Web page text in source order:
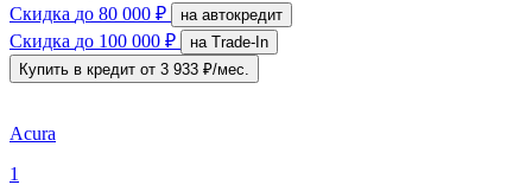
Скидка до 80 000 ₽ на автокредит
Скидка до 100 000 ₽
на Trade-In
Купить в кредит от 3 933 ₽/мес.
Acura
1